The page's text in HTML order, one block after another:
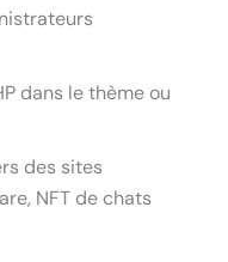
dans le thème ou
des sites
NFT de chats